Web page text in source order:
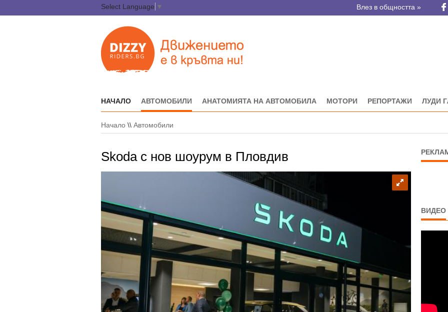
Select Language ▼ Влез в общността »
НАЧАЛО АВТОМОБИЛИ АНАТОМИЯТА НА АВТОМОБИЛА МОТОРИ РЕПОРТАЖИ ЛУДИ
Начало \\ Автомобили
Skoda с нов шоурум в Пловдив
ВИДЕО